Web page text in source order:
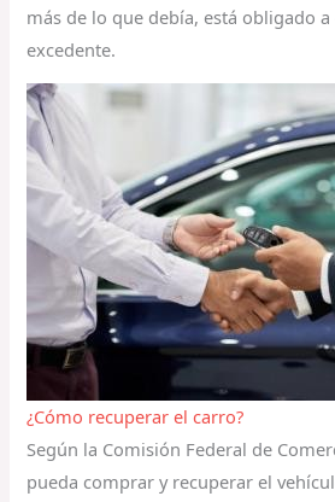
más de lo que debía, está obligado
excedente.
¿Cómo recuperar el carro?
Según la Comisión Federal de
pueda comprar y recuperar el